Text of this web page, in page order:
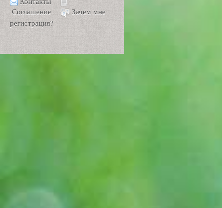
Соглашение
Зачем мне
регистрация?